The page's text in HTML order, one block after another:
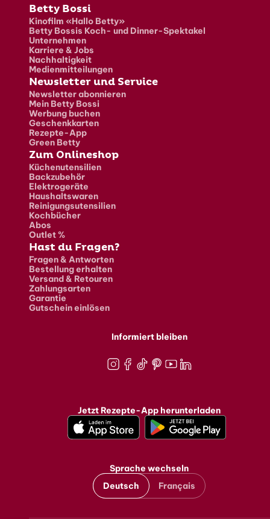
Fusszeile
Betty Bossi
Kinofilm «Hallo Betty»
Betty Bossis Koch- und Dinner-Spektakel
Unternehmen
Karriere & Jobs
Nachhaltigkeit
Medienmitteilungen
Newsletter und Service
Newsletter abonnieren
Mein Betty Bossi
Werbung buchen
Geschenkkarten
Rezepte-App
Green Betty
Zum Onlineshop
Küchenutensilien
Backzubehör
Elektrogeräte
Haushaltswaren
Reinigungsutensilien
Kochbücher
Abos
Outlet %
Hast du Fragen?
Fragen & Antworten
Bestellung erhalten
Versand & Retouren
Zahlungsarten
Garantie
Gutschein einlösen
Informiert bleiben
Jetzt Rezepte-App herunterladen
Sprache wechseln
Deutsch
Français